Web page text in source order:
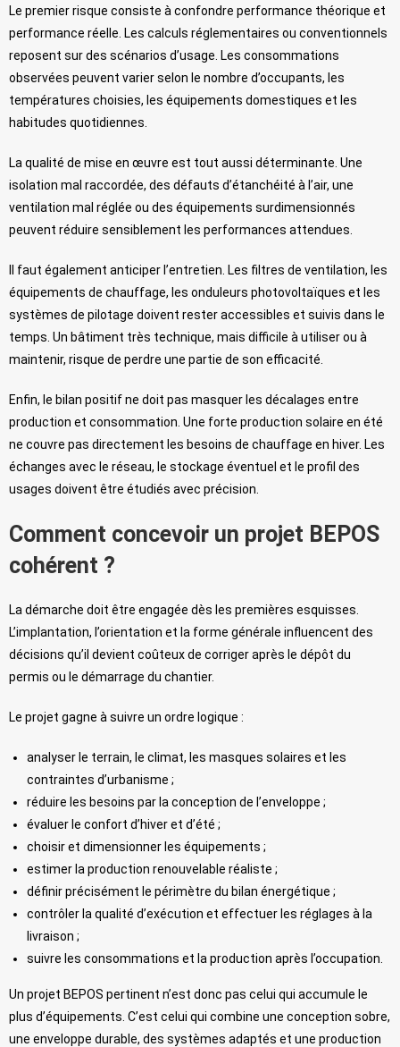
Le premier risque consiste à confondre performance théorique et
performance réelle. Les calculs réglementaires ou conventionnels
reposent sur des scénarios d’usage. Les consommations
observées peuvent varier selon le nombre d’occupants, les
températures choisies, les équipements domestiques et les
habitudes quotidiennes.
La qualité de mise en œuvre est tout aussi déterminante. Une
isolation mal raccordée, des défauts d’étanchéité à l’air, une
ventilation mal réglée ou des équipements surdimensionnés
peuvent réduire sensiblement les performances attendues.
Il faut également anticiper l’entretien. Les filtres de ventilation, les
équipements de chauffage, les onduleurs photovoltaïques et les
systèmes de pilotage doivent rester accessibles et suivis dans le
temps. Un bâtiment très technique, mais difficile à utiliser ou à
maintenir, risque de perdre une partie de son efficacité.
Enfin, le bilan positif ne doit pas masquer les décalages entre
production et consommation. Une forte production solaire en été
ne couvre pas directement les besoins de chauffage en hiver. Les
échanges avec le réseau, le stockage éventuel et le profil des
usages doivent être étudiés avec précision.
Comment concevoir un projet BEPOS
cohérent ?
La démarche doit être engagée dès les premières esquisses.
L’implantation, l’orientation et la forme générale influencent des
décisions qu’il devient coûteux de corriger après le dépôt du
permis ou le démarrage du chantier.
Le projet gagne à suivre un ordre logique :
analyser le terrain, le climat, les masques solaires et les
contraintes d’urbanisme ;
réduire les besoins par la conception de l’enveloppe ;
évaluer le confort d’hiver et d’été ;
choisir et dimensionner les équipements ;
estimer la production renouvelable réaliste ;
définir précisément le périmètre du bilan énergétique ;
contrôler la qualité d’exécution et effectuer les réglages à la
livraison ;
suivre les consommations et la production après l’occupation.
Un projet BEPOS pertinent n’est donc pas celui qui accumule le
plus d’équipements. C’est celui qui combine une conception sobre,
une enveloppe durable, des systèmes adaptés et une production